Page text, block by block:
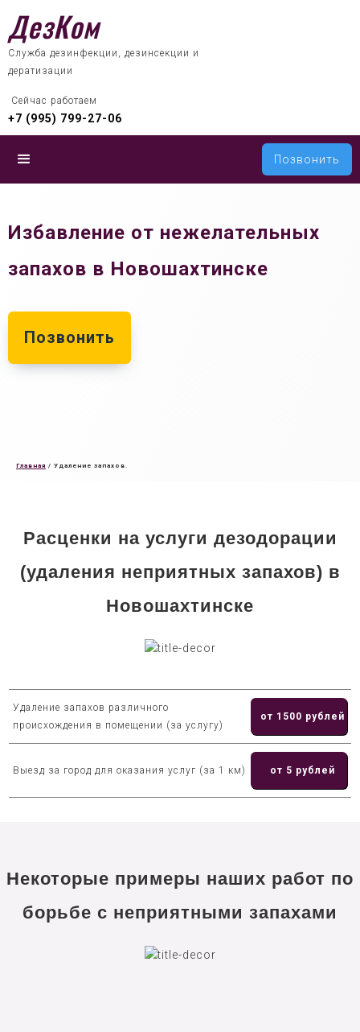
ДезКом
Служба дезинфекции, дезинсекции и
дератизации
Сейчас работаем
+7 (995) 799-27-06
Позвонить
Избавление от нежелательных
запахов в Новошахтинске
Позвонить
Главная / Удаление запахов.
Расценки на услуги дезодорации
(удаления неприятных запахов) в
Новошахтинске
Удаление запахов различного
происхождения в помещении (за услугу)
от 1500 рублей
Выезд за город для оказания услуг (за 1 км) от 5 рублей
Некоторые примеры наших работ по
борьбе с неприятными запахами